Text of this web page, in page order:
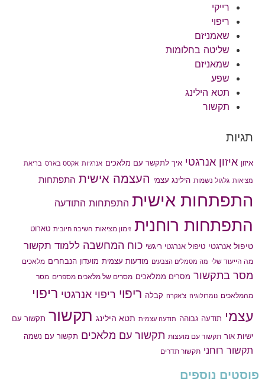
רייקי
ריפוי
שאמניזם
שליטה בחלומות
שמאניזם
שפע
תטא הילינג
תקשור
תגיות
איזון איזון אנרגטי איך לתקשר עם מלאכים אנרגיות אקסס בארס בריאת
מציאות גלגול נשמות הילינג עצמי העצמה אישית התפתחות
התפתחות אישית התפתחות התודעה
התפתחות רוחנית זימון מציאות חשיבה חיובית טארוט
טיפול אנרגטי טיפול אנרגטי ריגשי כוח המחשבה ללמוד תקשור
מה הייעוד שלי מה מסמלים הצבעים מודעות עצמית מועדון הנבחרים מלאכים
מסר בתקשור מסרים ממלאכים מסרים של מלאכים מספרים מסר
מהמלאכים נומרולוגיה צ'אקרה קבלה ריפוי ריפוי אנרגטי ריפוי
עצמי תודעה גבוהה תודעה עצמית תטא הילינג תקשור תקשור עם
ישיות אור תקשור עם מועצות תקשור עם מלאכים תקשור עם נשמה
תקשור רוחני תקשור תדרים
פוסטים נוספים